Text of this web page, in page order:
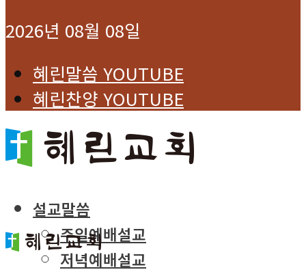
2026년 08월 08일
혜린말씀 YOUTUBE
혜린찬양 YOUTUBE
설교말씀
주일예배설교
저녁예배설교